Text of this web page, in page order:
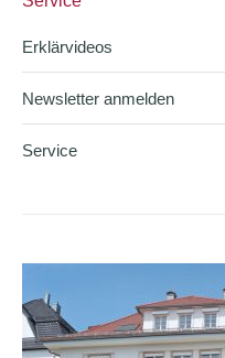
Erklärvideos
Newsletter anmelden
Service